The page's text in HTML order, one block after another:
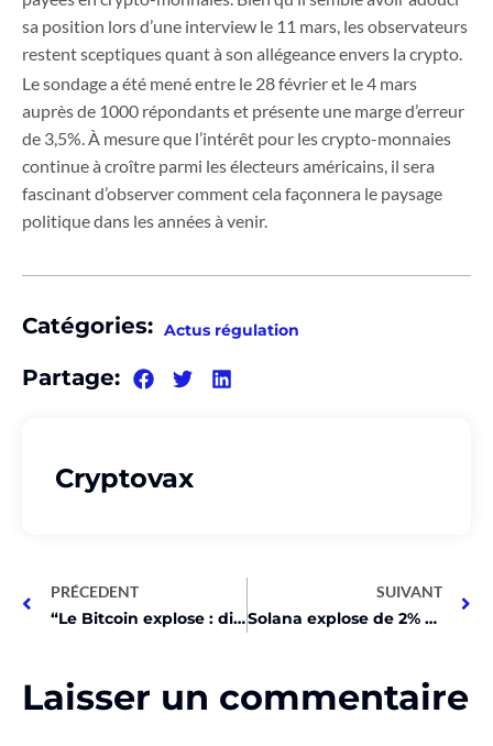
sa position lors d’une interview le 11 mars, les observateurs
restent sceptiques quant à son allégeance envers la crypto.
Le sondage a été mené entre le 28 février et le 4 mars
auprès de 1000 répondants et présente une marge d’erreur
de 3,5%. À mesure que l’intérêt pour les crypto-monnaies
continue à croître parmi les électeurs américains, il sera
fascinant d’observer comment cela façonnera le paysage
politique dans les années à venir.
Catégories: Actus régulation
Partage:
Cryptovax
PRÉCEDENT
“Le Bitcoin explose : difficulté de minage historique avant le halving!”
SUIVANT
Solana explose de 2% malgré la crise ! Objectif 200$ atteignable ?
Laisser un commentaire